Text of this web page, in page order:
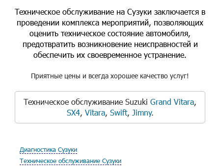
Техническое обслуживание на Сузуки заключается в
проведении комплекса мероприятий, позволяющих
оценить техническое состояние автомобиля,
предотвратить возникновение неисправностей и
обеспечить их своевременное устранение.
Приятные цены и всегда хорошее качество услуг!
Техническое обслуживание Suzuki Grand Vitara,
SX4, Vitara, Swift, Jimny.
Диагностика Сузуки
Техническое обслуживание Сузуки